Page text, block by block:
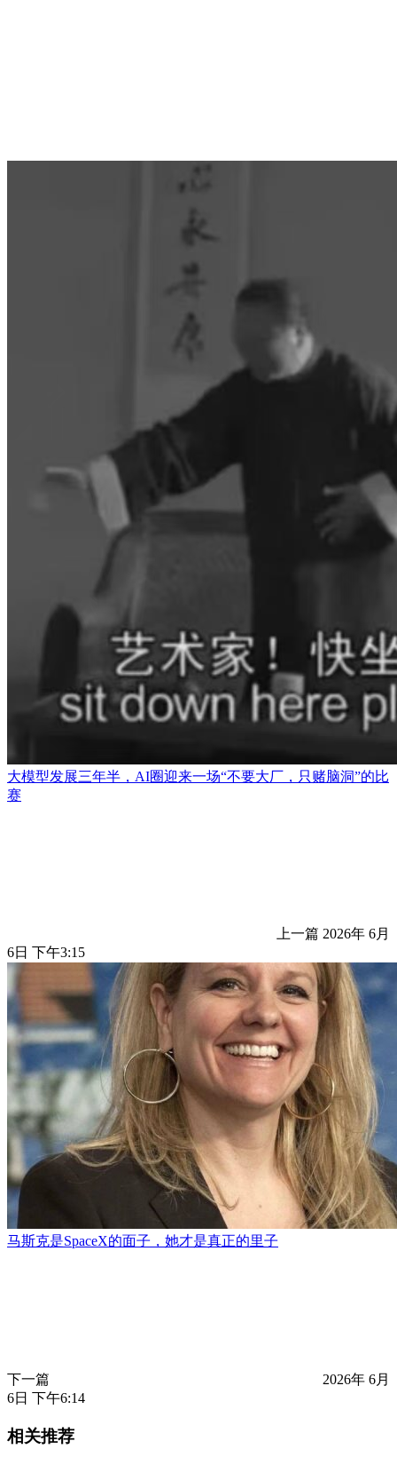
大模型发展三年半，AI圈迎来一场“不要大厂，只赌脑洞”的比
赛
上一篇 2026年 6月
6日 下午3:15
马斯克是SpaceX的面子，她才是真正的里子
下一篇
2026年 6月
6日 下午6:14
相关推荐